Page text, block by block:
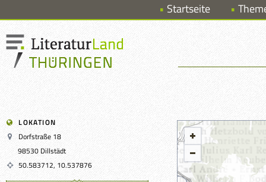
Startseite
LOKATION
Dorfstraße 18
98530 Dillstädt
50.583712, 10.537876